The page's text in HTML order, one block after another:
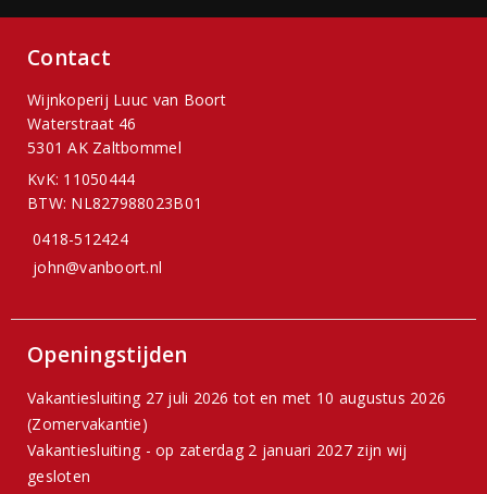
Contact
Wijnkoperij Luuc van Boort
Waterstraat 46
5301 AK Zaltbommel
KvK: 11050444
BTW: NL827988023B01
0418-512424
john@vanboort.nl
Openingstijden
Vakantiesluiting 27 juli 2026 tot en met 10 augustus 2026
(Zomervakantie)
Vakantiesluiting - op zaterdag 2 januari 2027 zijn wij
gesloten